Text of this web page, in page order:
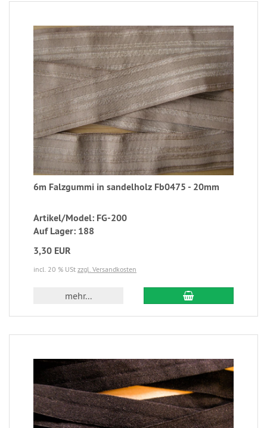
6m Falzgummi in sandelholz Fb0475 - 20mm
Artikel/Model: FG-200
Auf Lager: 188
3,30 EUR
incl. 20 % USt zzgl. Versandkosten
mehr...